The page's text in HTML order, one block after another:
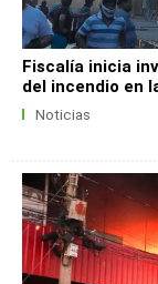
Fiscalía inicia
del incendio en
Noticias